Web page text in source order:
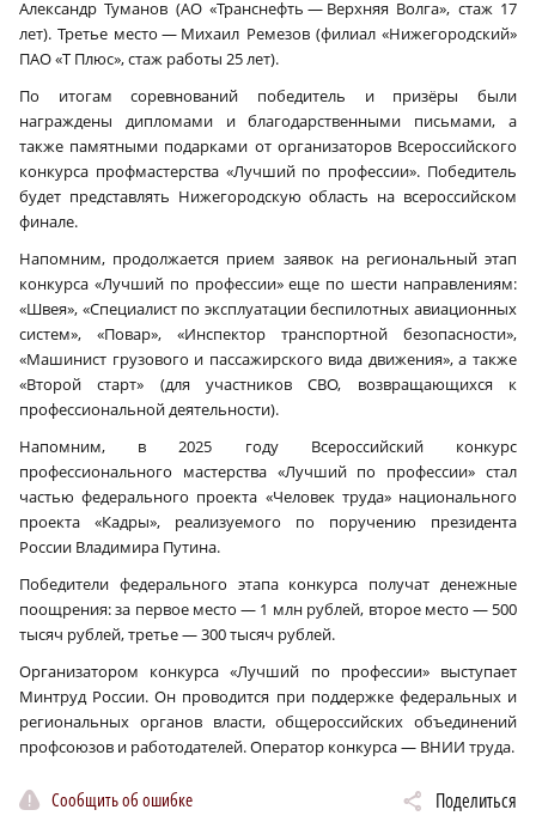
Александр Туманов (АО «Транснефть — Верхняя Волга», стаж 17
лет). Третье место — Михаил Ремезов (филиал «Нижегородский»
ПАО «Т Плюс», стаж работы 25 лет).
По итогам соревнований победитель и призёры были
награждены дипломами и благодарственными письмами, а
также памятными подарками от организаторов Всероссийского
конкурса профмастерства «Лучший по профессии». Победитель
будет представлять Нижегородскую область на всероссийском
финале.
Напомним, продолжается прием заявок на региональный этап
конкурса «Лучший по профессии» еще по шести направлениям:
«Швея», «Специалист по эксплуатации беспилотных авиационных
систем», «Повар», «Инспектор транспортной безопасности»,
«Машинист грузового и пассажирского вида движения», а также
«Второй старт» (для участников СВО, возвращающихся к
профессиональной деятельности).
Напомним, в 2025 году Всероссийский конкурс
профессионального мастерства «Лучший по профессии» стал
частью федерального проекта «Человек труда» национального
проекта «Кадры», реализуемого по поручению президента
России Владимира Путина.
Победители федерального этапа конкурса получат денежные
поощрения: за первое место — 1 млн рублей, второе место — 500
тысяч рублей, третье — 300 тысяч рублей.
Организатором конкурса «Лучший по профессии» выступает
Минтруд России. Он проводится при поддержке федеральных и
региональных органов власти, общероссийских объединений
профсоюзов и работодателей. Оператор конкурса — ВНИИ труда.
Сообщить об ошибке Поделиться